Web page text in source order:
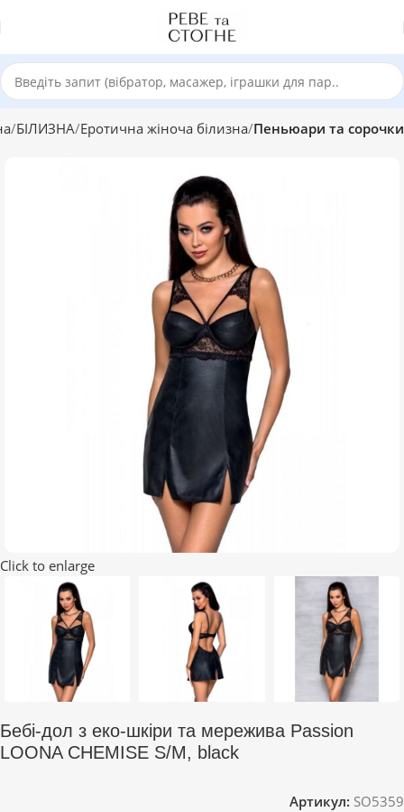
БІЛИЗНА Еротична жіноча білизна Пеньюари та сорочки
Click to enlarge
Бебі-дол з еко-шкіри та мережива Passion
LOONA CHEMISE S/M, black
Артикул: SO5359